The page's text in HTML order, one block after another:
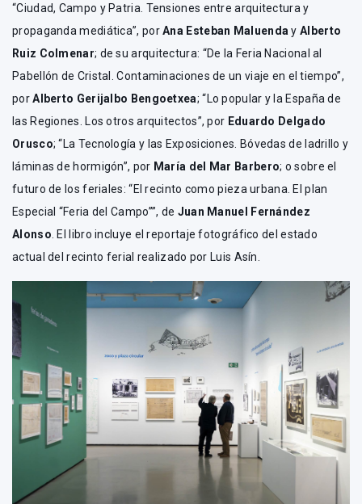
“Ciudad, Campo y Patria. Tensiones entre arquitectura y
propaganda mediática”, porAna Esteban Maluenda yAlberto
Ruiz Colmenar; de su arquitectura: “De la Feria Nacional al
Pabellón de Cristal. Contaminaciones de un viaje en el tiempo”,
porAlberto Gerijalbo Bengoetxea; “Lo popular y la España de
las Regiones. Los otros arquitectos”, por Eduardo Delgado
Orusco; “La Tecnología y las Exposiciones. Bóvedas de ladrillo y
láminas de hormigón”, por María del Mar Barbero; o sobre el
futuro de los feriales: “El recinto como pieza urbana. El plan
Especial “Feria del Campo””, de Juan Manuel Fernández
Alonso . El libro incluye el reportaje fotográfico del estado
actual del recinto ferial realizado por Luis Asín.